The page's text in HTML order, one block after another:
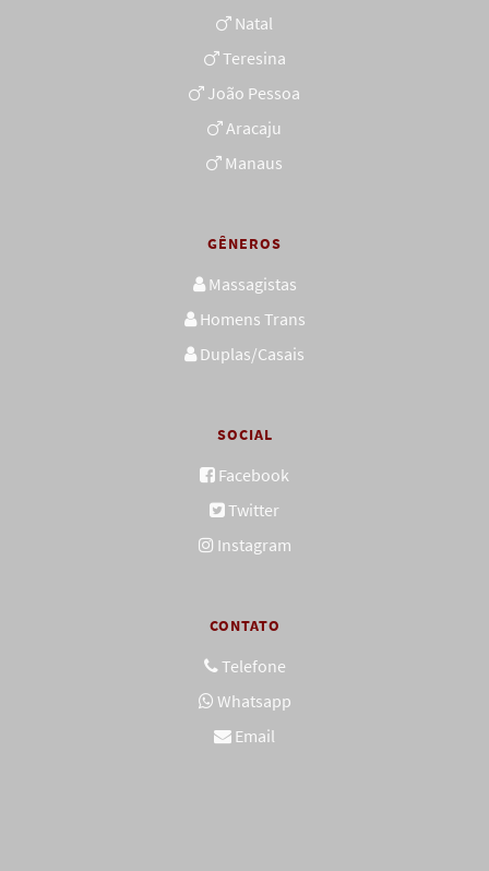
Natal
Teresina
João Pessoa
Aracaju
Manaus
GÊNEROS
Massagistas
Homens Trans
Duplas/Casais
SOCIAL
Facebook
Twitter
Instagram
CONTATO
Telefone
Whatsapp
Email